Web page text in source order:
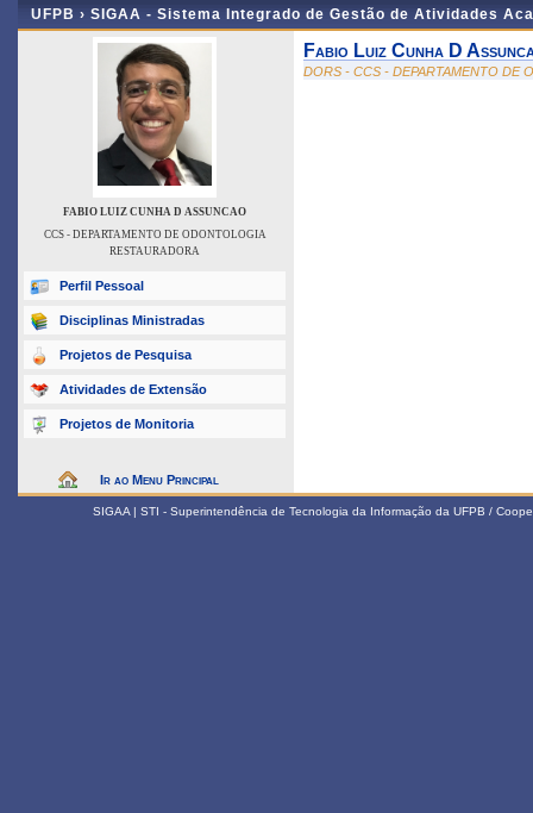
UFPB › SIGAA - Sistema Integrado de Gestão de Atividades
FABIO LUIZ CUNHA D ASSUNCAO
CCS - DEPARTAMENTO DE ODONTOLOGIA
RESTAURADORA
Perfil Pessoal
Disciplinas Ministradas
Projetos de Pesquisa
Atividades de Extensão
Projetos de Monitoria
Ir ao Menu Principal
Fabio Luiz Cunha D
DORS - CCS - DEPARTAMENTO DE
SIGAA | STI - Superintendência de Tecnologia da Informação da UFPB /